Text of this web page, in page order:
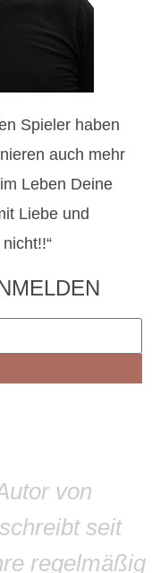
Spieler haben
auch mehr
Leben Deine
Liebe und
von
seit
regelmäßig